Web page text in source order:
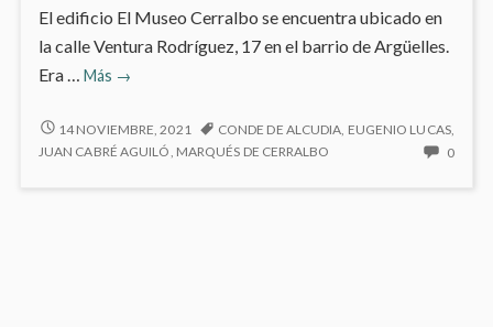
El edificio El Museo Cerralbo se encuentra ubicado en
la calle Ventura Rodríguez, 17 en el barrio de Argüelles.
Era … Más
Museo
→
MUSEO
CERRALBO
14 NOVIEMBRE, 2021 CONDE DE ALCUDIA, EUGENIO LUCAS,
JUAN CABRÉ AGUILÓ, MARQUÉS DE CERRALBO 0NO